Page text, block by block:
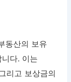
동산의 보유
다. 이는
리고 보상금의